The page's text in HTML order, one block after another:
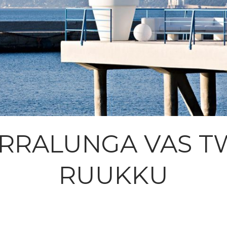
VAS
RUUKKU